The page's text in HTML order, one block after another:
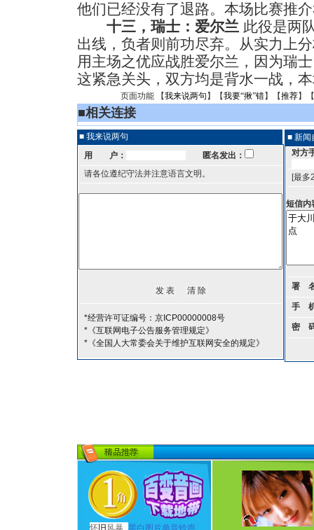
他们已经没有了退路。本场比赛推
十三，瑞士：爱尔兰 此役是两
出线，负者则前功尽弃。从实力上
用主场之优应战胜爱尔兰，因为瑞
这紧急关头，双方均是背水一战，
页面功能 【我来说两句 】【我要“揪”错】【推荐】
■相关连接
■ 我来说两句
用 户：
匿名发出：
请各位遵纪守法并注意语言文明。
*经营许可证编号：京ICP00000008号
*《互联网电子公告服务管理规定》
*《全国人大常委会关于维护互联网安全的规定》
■ 新闻
对方
[最多
短信内
署
手
密
怀 旧 风暴
黑白图片单音铃声